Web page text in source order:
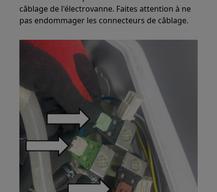
câblage de l'électrovanne. Faites attention à ne
pas endommager les connecteurs de câblage.